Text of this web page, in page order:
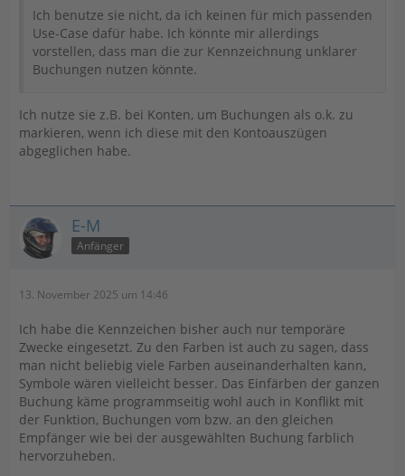
Ich benutze sie nicht, da ich keinen für mich passenden
Use-Case dafür habe. Ich könnte mir allerdings
vorstellen, dass man die zur Kennzeichnung unklarer
Buchungen nutzen könnte.
Ich nutze sie z.B. bei Konten, um Buchungen als o.k. zu
markieren, wenn ich diese mit den Kontoauszügen
abgeglichen habe.
E-M
Anfänger
13. November 2025 um 14:46
Ich habe die Kennzeichen bisher auch nur temporäre
Zwecke eingesetzt. Zu den Farben ist auch zu sagen, dass
man nicht beliebig viele Farben auseinanderhalten kann,
Symbole wären vielleicht besser. Das Einfärben der ganzen
Buchung käme programmseitig wohl auch in Konflikt mit
der Funktion, Buchungen vom bzw. an den gleichen
Empfänger wie bei der ausgewählten Buchung farblich
hervorzuheben.